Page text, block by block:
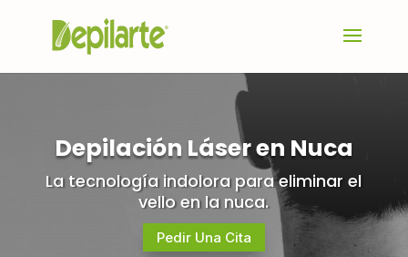
Depilación Láser en Nuca
La tecnología indolora para eliminar el
vello en la nuca.
Pedir Una Cita